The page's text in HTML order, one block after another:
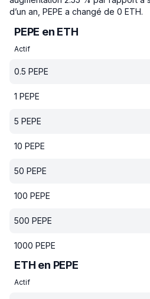
d’un an, PEPE a changé de 0 ETH.
PEPE en ETH
Actif
0.5 PEPE
1 PEPE
5 PEPE
10 PEPE
50 PEPE
100 PEPE
500 PEPE
1000 PEPE
ETH en PEPE
Actif